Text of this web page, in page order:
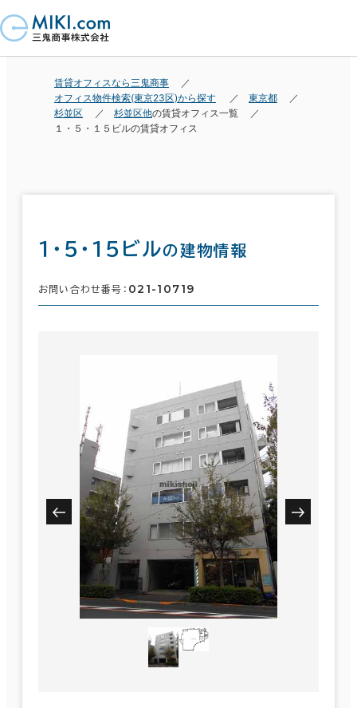
賃貸オフィスなら三鬼商事
オフィス物件検索(東京23区)から探す
東京都
杉並区
杉並区他の賃貸オフィス一覧
１・５・１５ビルの賃貸オフィス
１・５・１５ビルの建物情報
お問い合わせ番号： 021-10719